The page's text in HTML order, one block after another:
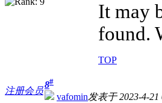
It may
found.
TOP
注册会员
8#
vafomin发表于 2023-4-21